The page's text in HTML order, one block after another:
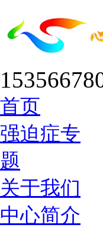
首页
强迫症专
题
关于我们
中心简介